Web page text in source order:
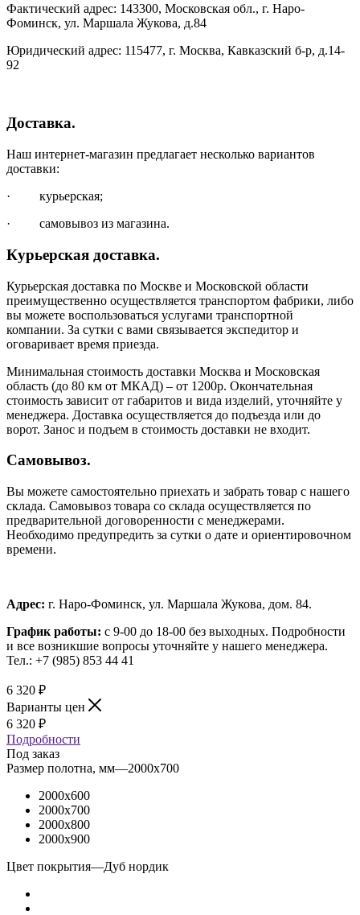
Фактический адрес: 143300, Московская обл., г. Наро-
Фоминск, ул. Маршала Жукова, д.84
Юридический адрес: 115477, г. Москва, Кавказский б-р, д.14-
92
Доставка.
Наш интернет-магазин предлагает несколько вариантов
доставки:
· курьерская;
· самовывоз из магазина.
Курьерская доставка.
Курьерская доставка по Москве и Московской области
преимущественно осуществляется транспортом фабрики, либо
вы можете воспользоваться услугами транспортной
компании. За сутки с вами связывается экспедитор и
оговаривает время приезда.
Минимальная стоимость доставки Москва и Московская
область (до 80 км от МКАД) – от 1200р. Окончательная
стоимость зависит от габаритов и вида изделий, уточняйте у
менеджера. Доставка осуществляется до подъезда или до
ворот. Занос и подъем в стоимость доставки не входит.
Самовывоз.
Вы можете самостоятельно приехать и забрать товар с нашего
склада. Самовывоз товара со склада осуществляется по
предварительной договоренности с менеджерами.
Необходимо предупредить за сутки о дате и ориентировочном
времени.
Адрес: г. Наро-Фоминск, ул. Маршала Жукова, дом. 84.
График работы: с 9-00 до 18-00 без выходных. Подробности
и все возникшие вопросы уточняйте у нашего менеджера.
Тел.: +7 (985) 853 44 41
6 320 ₽
Варианты цен
6 320 ₽
Подробности
Под заказ
Размер полотна, мм—2000x700
2000x600
2000x700
2000x800
2000x900
Цвет покрытия—Дуб нордик